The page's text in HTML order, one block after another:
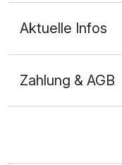
Aktuelle Infos
Zahlung & AGB